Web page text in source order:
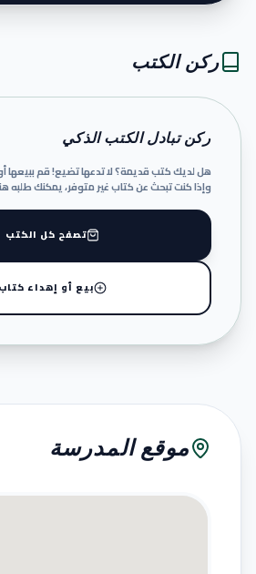
ركن الكتب
ركن تبادل الكتب الذكي
هل لديك كتب قديمة؟ لا تدعها تضيع! قم ببيعها
وإذا كنت تبحث عن كتاب غير متوفر، يمكنك طلبه
تصفح كل الكتب
بيع أو إهداء كتاب
موقع المدرسة